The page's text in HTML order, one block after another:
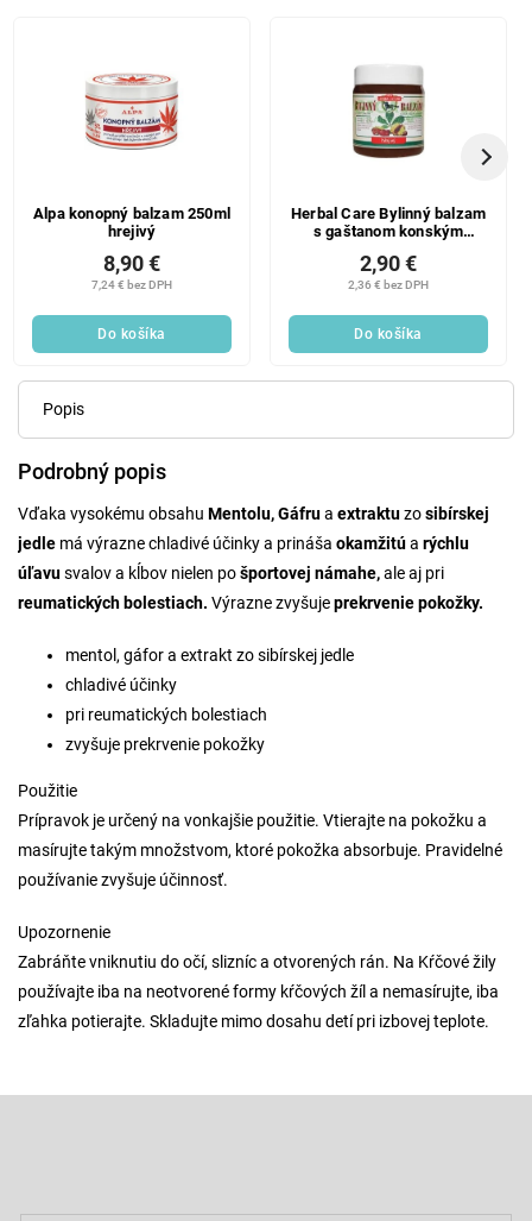
Alpa konopný balzam 250ml
hrejivý
7,24 € bez DPH
8,90 €
Do košíka
Herbal Care Bylinný balzam
s gaštanom konským
2,36 € bez DPH
2,90 €
Do košíka
Popis
Podrobný popis
Vďaka vysokému obsahu Mentolu, Gáfrua extraktuzosibírskej
jedle má výrazne chladivé účinky a prináša okamžitúa rýchlu
úľavusvalov a kĺbov nielen pošportovej námahe,ale aj pri
reumatických bolestiach. Výrazne zvyšujeprekrvenie pokožky.
mentol, gáfor a extrakt zo sibírskej jedle
chladivé účinky
pri reumatických bolestiach
zvyšuje prekrvenie pokožky
Použitie
Prípravok je určený na vonkajšie použitie. Vtierajte na pokožku a
masírujte takým množstvom, ktoré pokožka absorbuje. Pravidelné
používanie zvyšuje účinnosť.
Upozornenie
Zabráňte vniknutiu do očí, slizníc a otvorených rán. Na Kŕčové žily
používajte iba na neotvorené formy kŕčových žíl a nemasírujte, iba
zľahka potierajte. Skladujte mimo dosahu detí pri izbovej teplote.